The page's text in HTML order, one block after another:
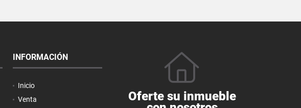
INFORMACIÓN
Inicio
Venta
Oferte su inmueble